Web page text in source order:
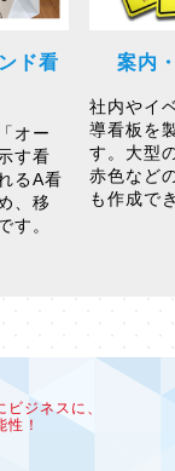
ド看
オー
す看
るA看
、移
す。
案内
社内やイ
導看板を
す。大型
赤色など
も作成で
ジネスに、
！